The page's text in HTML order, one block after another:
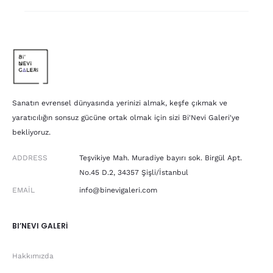
Sanatın evrensel dünyasında yerinizi almak, keşfe çıkmak ve
yaratıcılığın sonsuz gücüne ortak olmak için sizi Bi'Nevi Galeri'ye
bekliyoruz.
ADDRESS
Teşvikiye Mah. Muradiye bayırı sok. Birgül Apt.
No.45 D.2, 34357 Şişli/İstanbul
EMAIL info@binevigaleri.com
BI’NEVI GALERİ
Hakkımızda